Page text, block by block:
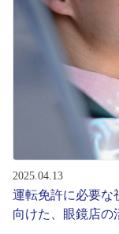
2025.04.13
運転免許に必要な
向けた、眼鏡店の